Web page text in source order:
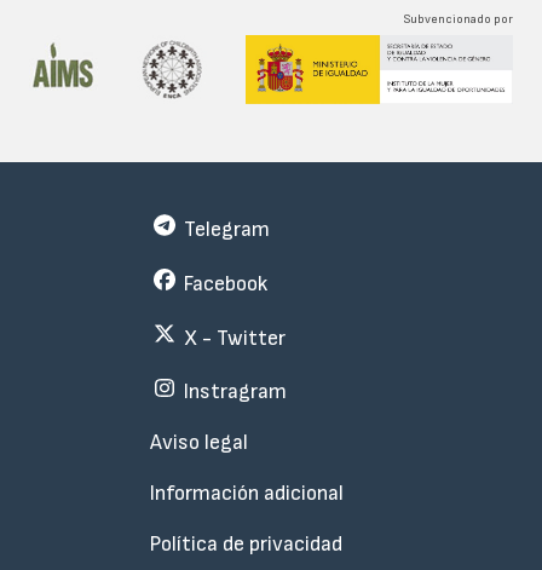
Subvencionado por
Subfooter
Telegram
Facebook
X - Twitter
Instragram
Aviso legal
Información adicional
Política de privacidad